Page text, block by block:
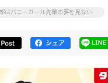
はバニーガール先輩の夢を見ない